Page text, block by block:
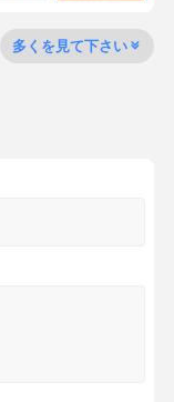
多くを見て下さい